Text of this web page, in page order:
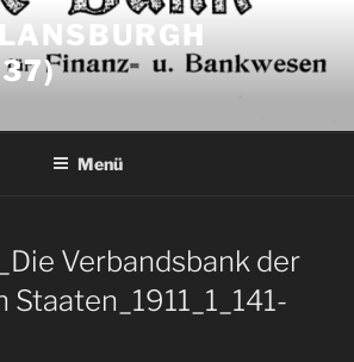
Menü
Verbandsbank der